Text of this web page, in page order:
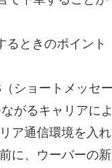
ときのポイント
ショートメッセ
がるキャリアに
ア通信環境を入
に、ウーバーの